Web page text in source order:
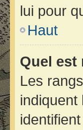
lui pour
Haut
Quel est
Les